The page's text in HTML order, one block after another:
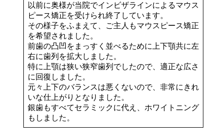
以前に奥様が当院でインビザラインによるマウス
ピース矯正を受けられ終了しています。
その様子をふまえて、ご主人もマウスピース矯正
を希望されました。
前歯の凸凹をまっすく並べるために上下顎共に左
右に歯列を拡大しました。
特に上顎は狭い狭窄歯列でしたので、適正な広さ
に回復しました。
元々上下のバランスは悪くないので、非常にきれ
いな仕上がりとなりました。
銀歯もすべてセラミックに代え、ホワイトニング
もしました。